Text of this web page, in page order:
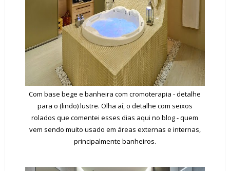
Com base bege e banheira com cromoterapia - detalhe
para o (lindo) lustre. Olha aí, o detalhe com seixos
rolados que comentei esses dias aqui no blog - quem
vem sendo muito usado em áreas externas e internas,
principalmente banheiros.